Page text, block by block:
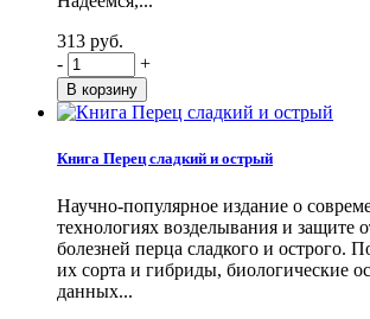
313 руб.
-
+
Книга Перец сладкий и острый
Научно-популярное издание о
технологиях возделывания и защите
болезней перца сладкого и острого.
их сорта и гибриды, биологические
данных...